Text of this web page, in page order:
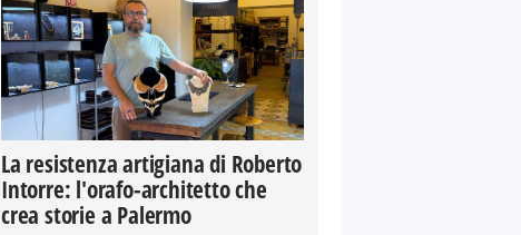
La resistenza artigiana di Roberto
Intorre: l'orafo-architetto che
crea storie a Palermo